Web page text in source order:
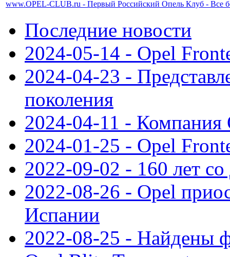
www.OPEL-CLUB.ru - Первый Российский Опель Клуб - Все
Последние новости
2024-05-14 - Opel
2024-04-23 -
поколения
2024-04-11 - Компания
2024-01-25 - Opel
2022-09-02 - 160 лет
2022-08-26 - Opel
Испании
2022-08-25 - Найдены